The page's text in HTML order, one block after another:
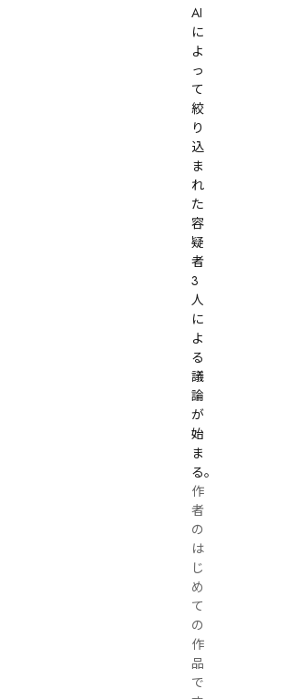
AI
に
よ
っ
て
絞
り
込
ま
れ
た
容
疑
者
3
人
に
よ
る
議
論
が
始
ま
る。
作
者
の
は
じ
め
て
の
作
品
で